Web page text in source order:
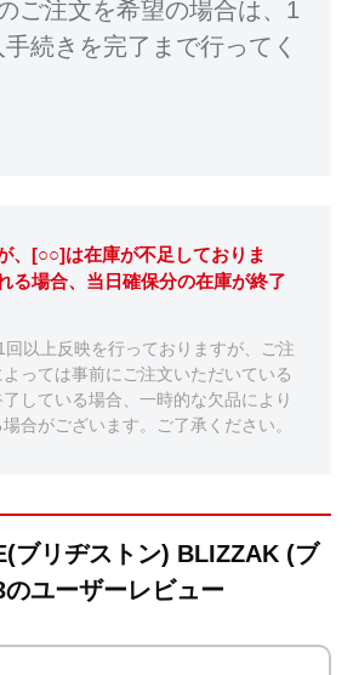
ご注文を希望の場合は、1
続きを完了まで行ってく
、[○○]は在庫が不足しておりま
る場合、当日確保分の在庫が終了
以上反映を行っておりますが、ご注
っては事前にご注文いただいている
している場合、一時的な欠品により
場合がございます。ご了承ください。
ブリヂストン) BLIZZAK (ブ
のユーザーレビュー